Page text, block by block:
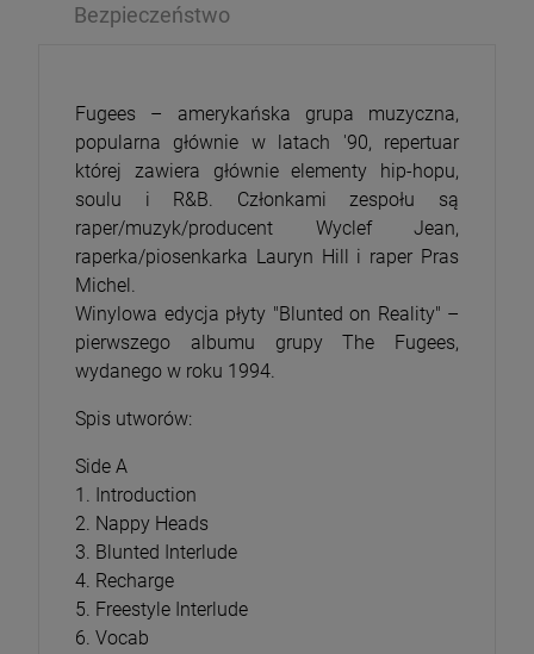
zł 399,99 zł
Bezpieczeństwo
Fugees – amerykańska grupa muzyczna,
popularna głównie w latach '90, repertuar
której zawiera głównie elementy hip-hopu,
soulu i R&B. Członkami zespołu są
raper/muzyk/producent Wyclef Jean,
raperka/piosenkarka Lauryn Hill i raper Pras
Michel.
Winylowa edycja płyty "Blunted on Reality" –
pierwszego albumu grupy The Fugees,
wydanego w roku 1994.
Spis utworów:
Side A
1. Introduction
2. Nappy Heads
3. Blunted Interlude
4. Recharge
5. Freestyle Interlude
6. Vocab